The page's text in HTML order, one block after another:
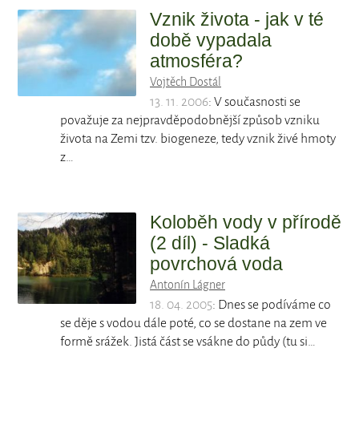
Vznik života - jak v té
době vypadala
atmosféra?
Vojtěch Dostál
13. 11. 2006: V současnosti se
považuje za nejpravděpodobnější způsob vzniku
života na Zemi tzv. biogeneze, tedy vznik živé hmoty
z…
Koloběh vody v přírodě
(2 díl) - Sladká
povrchová voda
Antonín Lágner
18. 04. 2005: Dnes se podíváme co
se děje s vodou dále poté, co se dostane na zem ve
formě srážek. Jistá část se vsákne do půdy (tu si…